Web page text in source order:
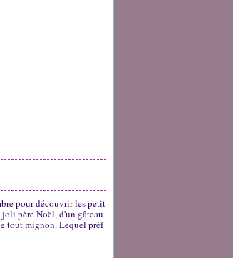
pour découvrir les petit
père Noël, d'un gâteau
tout mignon. Lequel préf